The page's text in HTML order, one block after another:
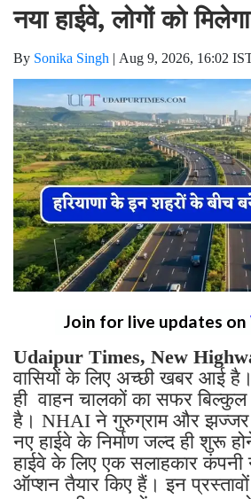
नया हाईवे, लोगों को
By Sonika Singh | Aug 9, 2026, 16:02
Join for live updates on
Udaipur Times, New
वासियों के लिए अच्छी खबर आई है।
ही वाहन चालकों का सफर बिल्कुल
है। NHAI ने गुरुग्राम और झज्जर
नए हाईवे के निर्माण जल्द ही शुरू
हाईवे के लिए एक सलाहकार
ऑप्शन तैयार किए हैं। इन